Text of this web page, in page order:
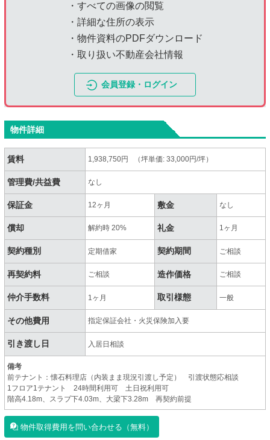
・すべての画像の閲覧
・詳細な住所の表示
・物件資料のPDFダウンロード
・取り扱い不動産会社情報
会員登録・ログイン
物件詳細
賃料 1,938,750円 （坪単価: 33,000円/坪）
管理費/共益費 なし
保証金 12ヶ月 敷金 なし
償却 解約時 20% 礼金 1ヶ月
契約種別 定期借家 契約期間 ご相談
再契約料 ご相談 造作価格 ご相談
仲介手数料 1ヶ月 取引様態 一般
その他費用 指定保証会社・火災保険加入要
引き渡し日 入居日相談
備考
前テナント：懐石料理店（内装まま現況引渡し予定） 引渡状態応相談
1フロア1テナント 24時間利用可 土日祝利用可
階高4.18m、スラブ下4.03m、大梁下3.28m 再契約前提
物件取得費用を問い合わせる（無料）